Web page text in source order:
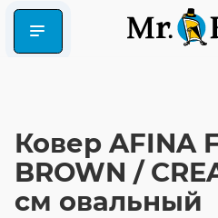
Ковер AFINA
BROWN /
см овальный